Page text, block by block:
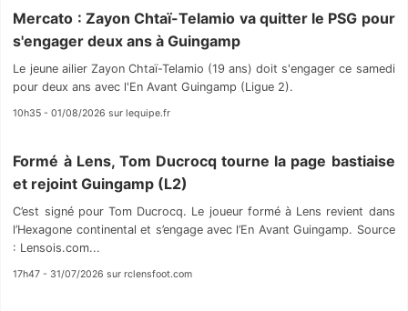
Mercato : Zayon Chtaï-Telamio va quitter le PSG pour
s'engager deux ans à Guingamp
Le jeune ailier Zayon Chtaï-Telamio (19 ans) doit s'engager ce samedi
pour deux ans avec l'En Avant Guingamp (Ligue 2).
10h35 - 01/08/2026 sur lequipe.fr
Formé à Lens, Tom Ducrocq tourne la page bastiaise
et rejoint Guingamp (L2)
C’est signé pour Tom Ducrocq. Le joueur formé à Lens revient dans
l’Hexagone continental et s’engage avec l’En Avant Guingamp. Source
: Lensois.com...
17h47 - 31/07/2026 sur rclensfoot.com